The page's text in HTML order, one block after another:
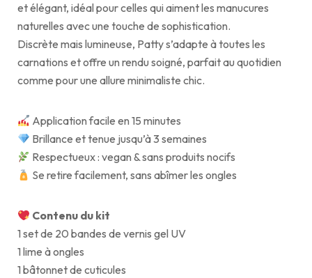
et élégant, idéal pour celles qui aiment les manucures
naturelles avec une touche de sophistication.
Discrète mais lumineuse, Patty s’adapte à toutes les
carnations et offre un rendu soigné, parfait au quotidien
comme pour une allure minimaliste chic.
Application facile en 15 minutes
Brillance et tenue jusqu’à 3 semaines
Respectueux : vegan & sans produits nocifs
Se retire facilement, sans abîmer les ongles
Contenu du kit
1 set de 20 bandes de vernis gel UV
1 lime à ongles
1 bâtonnet de cuticules